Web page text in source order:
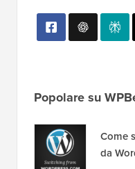
Popolare su
Come
da